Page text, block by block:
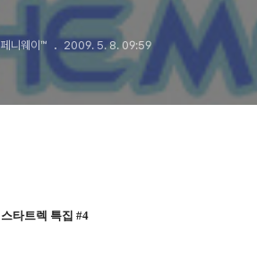
페니웨이™ 2009. 5. 8. 09:59
스타트렉 특집 #4